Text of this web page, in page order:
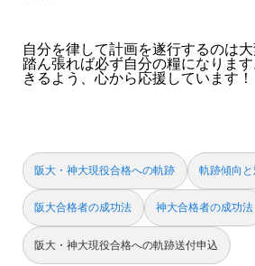
自分を律して計画を遂行するのは
踏ん張れば必ず自分の糧になりま
きるよう、心から応援しています！
阪大・神大現役合格への軌跡 軌跡傾向
阪大合格者の成功法 神大合格者の成功法
阪大・神大現役合格への軌跡送付申込